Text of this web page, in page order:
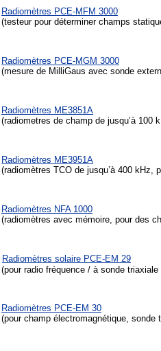
Radiomètres PCE-MFM 3000
(testeur pour déterminer champs
Radiomètres PCE-MGM 3000
(mesure de MilliGaus avec sonde
Radiomètres ME3851A
(radiometres de champ de jusqu’à 100
Radiomètres ME3951A
(radiomètres TCO de jusqu’à 400 kHz,
Radiomètres NFA 1000
(radiomètres avec mémoire, pour des
Radiomètres solaire PCE-EM 29
(pour radio fréquence / à sonde
Radiomètres PCE-EM 30
(pour champ électromagnétique, sonde